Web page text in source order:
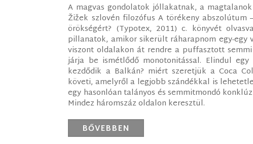
A magvas gondolatok jóllakatnak, a
Žižek szlovén filozófus A törékeny abszolútum
örökségért? (Typotex, 2011) c. könyvét
pillanatok, amikor sikerült ráharapnom egy-
viszont oldalakon át rendre a puffasztott
járja be ismétlődő monotonitással. Elindul
kezdődik a Balkán? miért szeretjük a Coca
követi, amelyről a legjobb szándékkal is
egy hasonlóan talányos és semmitmondó
Mindez háromszáz oldalon keresztül.
BŐVEBBEN